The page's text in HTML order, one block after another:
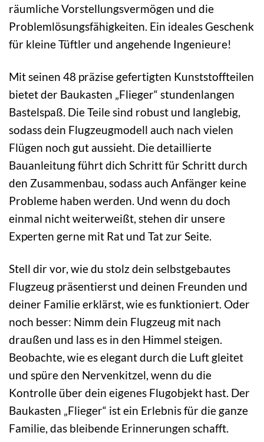
räumliche Vorstellungsvermögen und die
Problemlösungsfähigkeiten. Ein ideales Geschenk
für kleine Tüftler und angehende Ingenieure!
Mit seinen 48 präzise gefertigten Kunststoffteilen
bietet der Baukasten „Flieger“ stundenlangen
Bastelspaß. Die Teile sind robust und langlebig,
sodass dein Flugzeugmodell auch nach vielen
Flügen noch gut aussieht. Die detaillierte
Bauanleitung führt dich Schritt für Schritt durch
den Zusammenbau, sodass auch Anfänger keine
Probleme haben werden. Und wenn du doch
einmal nicht weiterweißt, stehen dir unsere
Experten gerne mit Rat und Tat zur Seite.
Stell dir vor, wie du stolz dein selbstgebautes
Flugzeug präsentierst und deinen Freunden und
deiner Familie erklärst, wie es funktioniert. Oder
noch besser: Nimm dein Flugzeug mit nach
draußen und lass es in den Himmel steigen.
Beobachte, wie es elegant durch die Luft gleitet
und spüre den Nervenkitzel, wenn du die
Kontrolle über dein eigenes Flugobjekt hast. Der
Baukasten „Flieger“ ist ein Erlebnis für die ganze
Familie, das bleibende Erinnerungen schafft.